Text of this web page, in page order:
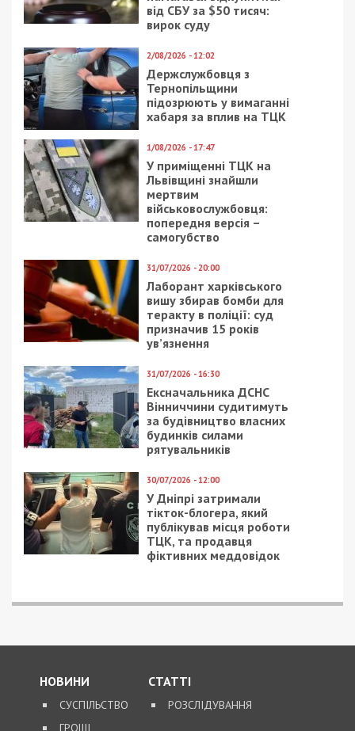
17/09/2020 - 10:28
Решил разобраться: в
Днепре парень поджег
здание «Укртелекома»
16/06/2020 - 15:40
Где в Днепре
находится дом из
одной стены: фото
2/01/2024 - 12:15
Екс-суддю з Дніпра,
який обирав запобіжні
заходи активістам
Революції гідності,
виправдали
1/09/2017 - 12:34
Дорогой презент:
чиновнице из ОГА
подарили дом в
5/08/2026 - 13:24